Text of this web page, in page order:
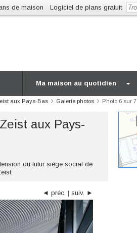
de maison Logiciel de plans gratuit
Ma maison au quotidien
aux Pays-Bas Galerie photos Photo 6 sur 7
aux Pays-
du futur siège social de
◄ préc. | suiv. ►